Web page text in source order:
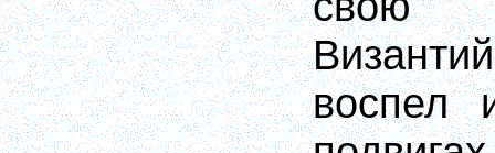
воспел